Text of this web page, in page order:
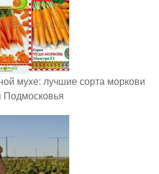
мухе: лучшие сорта моркови
Подмосковья